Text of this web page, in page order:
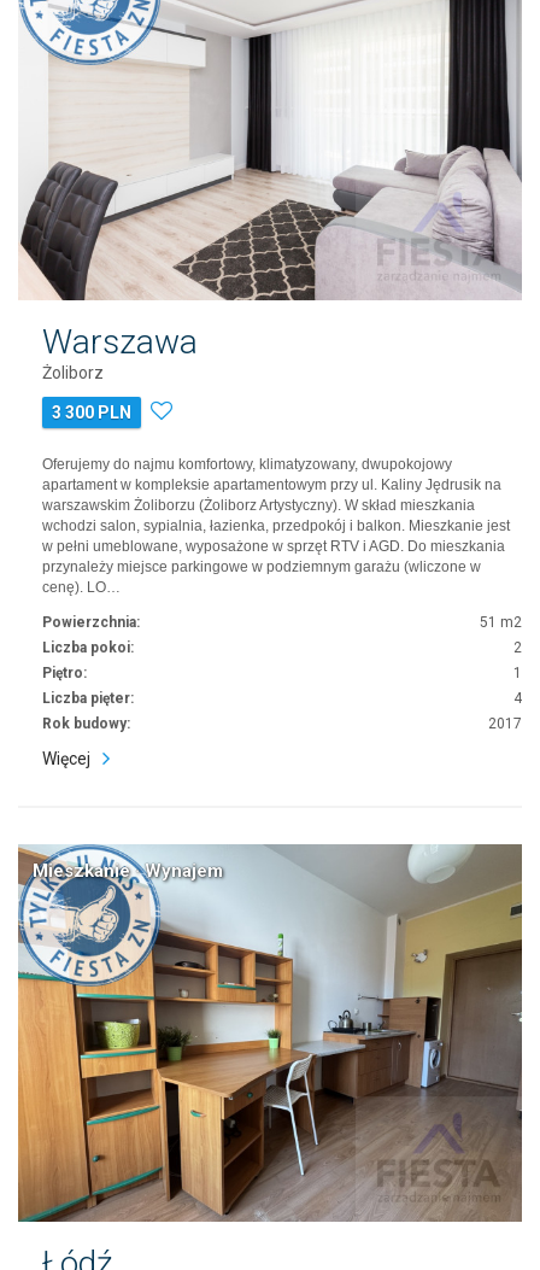
Warszawa
Żoliborz
3 300 PLN
Oferujemy do najmu komfortowy, klimatyzowany, dwupokojowy
apartament w kompleksie apartamentowym przy ul. Kaliny Jędrusik na
warszawskim Żoliborzu (Żoliborz Artystyczny). W skład mieszkania
wchodzi salon, sypialnia, łazienka, przedpokój i balkon. Mieszkanie jest
w pełni umeblowane, wyposażone w sprzęt RTV i AGD. Do mieszkania
przynależy miejsce parkingowe w podziemnym garażu (wliczone w
cenę). LO…
Powierzchnia:
51 m2
Liczba pokoi:
2
Piętro:
1
Liczba pięter:
4
Rok budowy:
2017
Więcej
Mieszkanie · Wynajem